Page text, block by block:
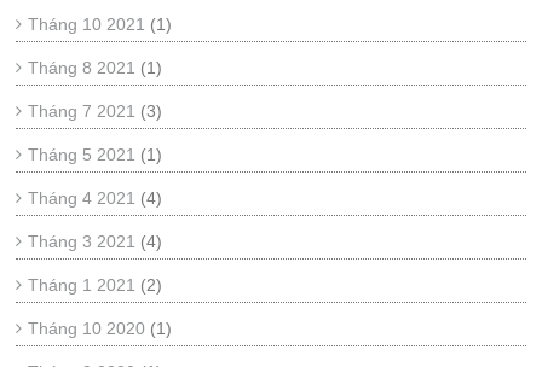
Tháng 10 2021 (1)
Tháng 8 2021 (1)
Tháng 7 2021 (3)
Tháng 5 2021 (1)
Tháng 4 2021 (4)
Tháng 3 2021 (4)
Tháng 1 2021 (2)
Tháng 10 2020 (1)